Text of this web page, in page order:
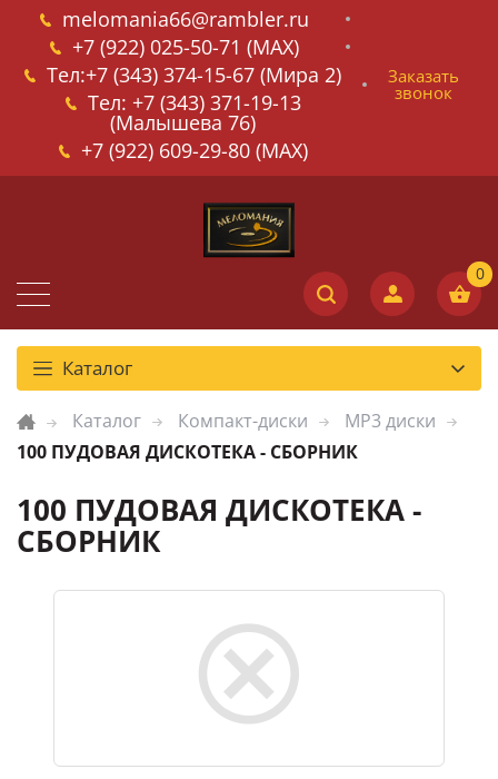
melomania66@rambler.ru
+7 (922) 025-50-71 (MAX)
Тел:+7 (343) 374-15-67 (Мира 2)
Тел: +7 (343) 371-19-13
(Малышева 76)
+7 (922) 609-29-80 (MAX)
Заказать
звонок
Каталог
Каталог Компакт-диски
MP3 диски
100 ПУДОВАЯ ДИСКОТЕКА - СБОРНИК
100 ПУДОВАЯ ДИСКОТЕКА -
СБОРНИК